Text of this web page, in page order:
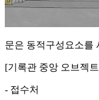
문은 동적구성요소를
[기록관 중앙 오브젝
- 접수처